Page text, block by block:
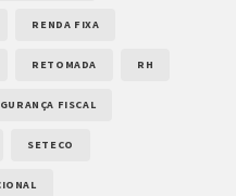
RENDA FIXA
RETOMADA RH
FISCAL
SETECO